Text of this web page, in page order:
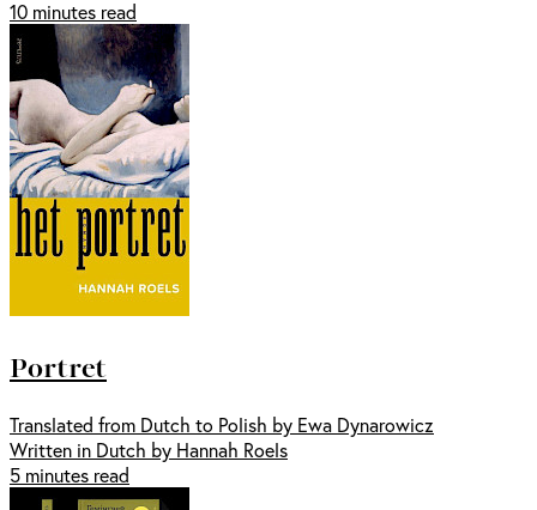
10 minutes read
Portret
Translated from Dutch to Polish by Ewa Dynarowicz
Written in Dutch by Hannah Roels
5 minutes read